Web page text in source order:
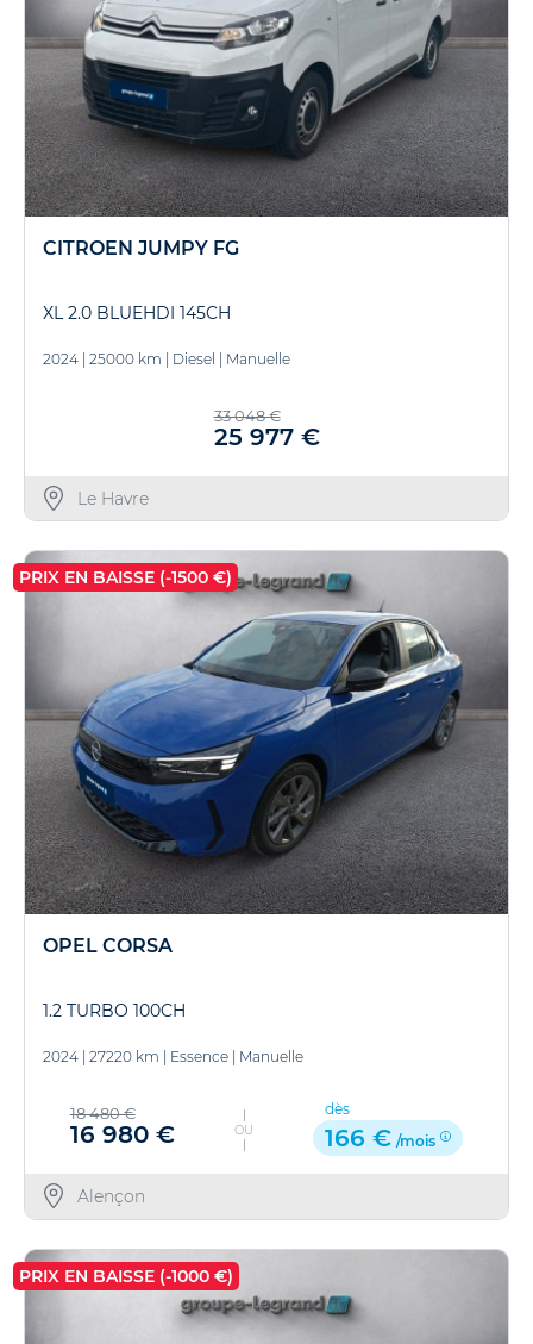
CITROEN JUMPY FG
XL 2.0 BLUEHDI 145CH
2024 | 25000 km | Diesel | Manuelle
33 048 €
25 977 €
Le Havre
PRIX EN BAISSE (-1500 €)
OPEL CORSA
1.2 TURBO 100CH
2024 27220 km Essence Manuelle
18 480 €
16 980 € OU
dès
166 € /mois
Alençon
PRIX EN BAISSE (-1000 €)